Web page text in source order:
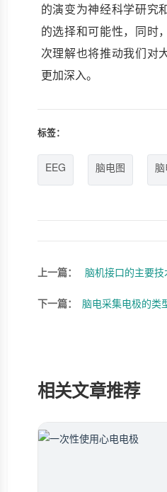
的演变为神经科学研究
的选择和可能性，同时
次理解也将推动我们对
更加深入。
标签：
EEG 脑电图
上一篇： 脑机接口的主要技
下一篇： 脑电采集电极的类
相关文章推荐